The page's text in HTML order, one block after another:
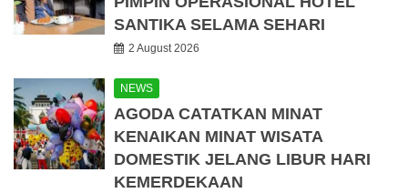
SANTIKA SELAMA SEHARI
2 August 2026
NEWS
AGODA CATATKAN MINAT
KENAIKAN MINAT WISATA
DOMESTIK JELANG LIBUR HARI
KEMERDEKAAN